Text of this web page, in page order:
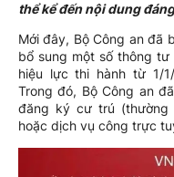
thể kể đến nội dung
Mới đây, Bộ Công an đã
bổ sung một số thông
hiệu lực thi hành từ 1/
Trong đó, Bộ Công an
đăng ký cư trú (thường
hoặc dịch vụ công trực